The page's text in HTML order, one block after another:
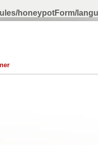
honeypotForm/